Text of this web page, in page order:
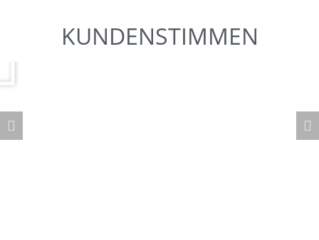
KUNDENSTIMMEN